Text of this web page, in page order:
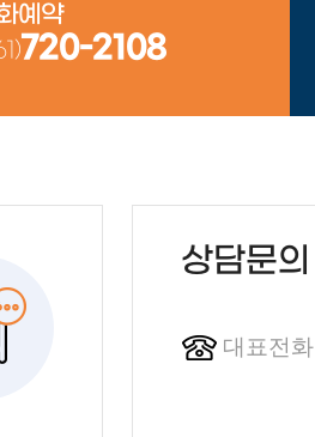
예약
720-2108
상담문의
대표전화